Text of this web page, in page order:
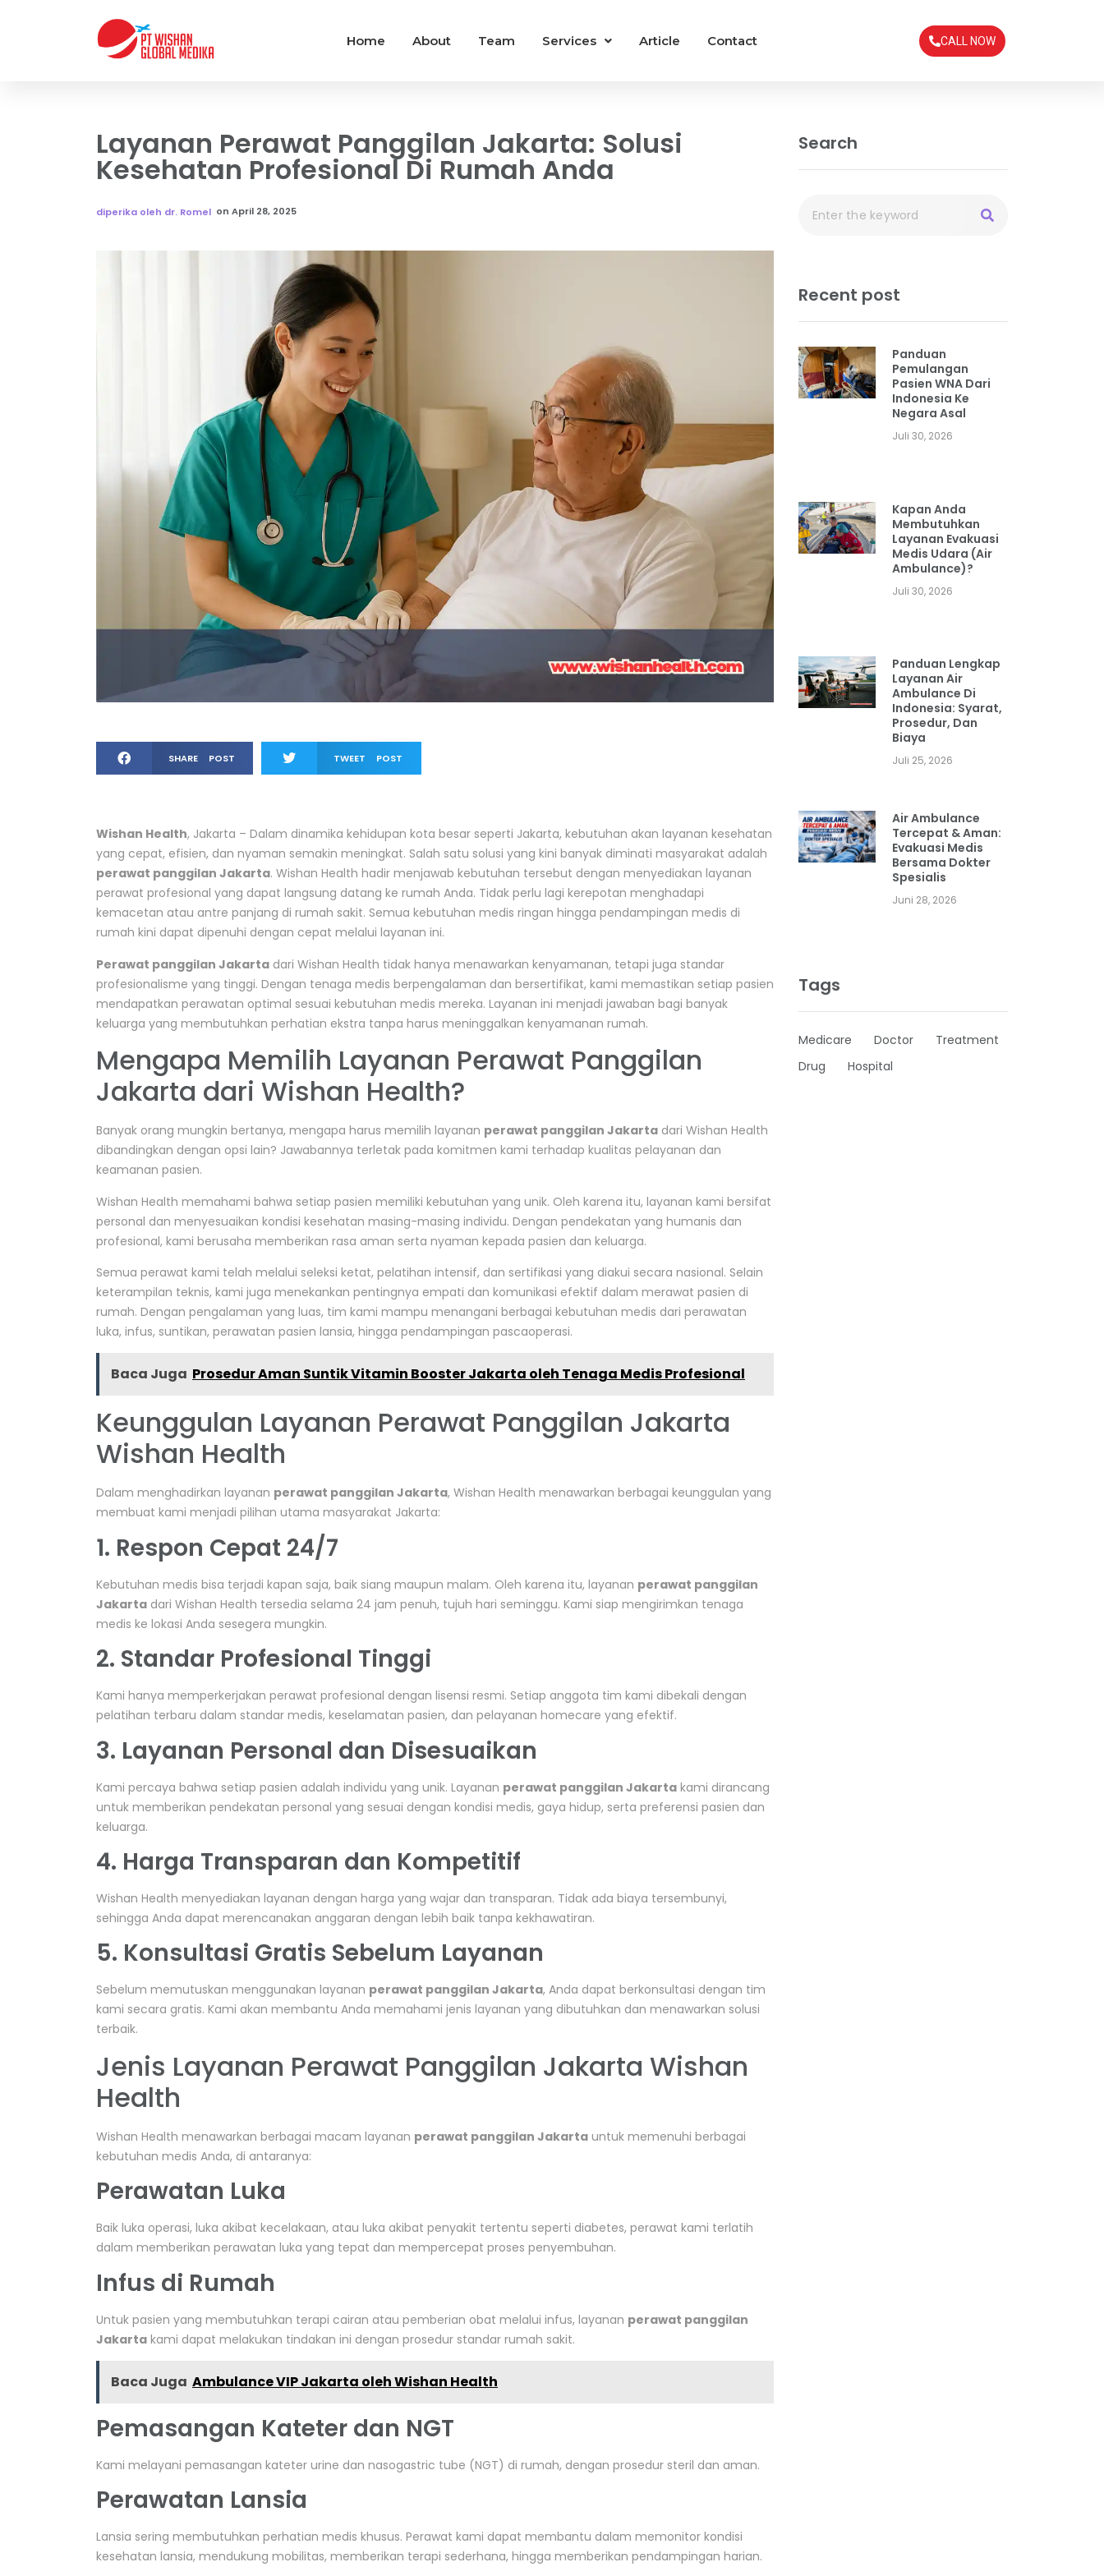
Home About Team Services Article Contact CALL NOW
Layanan Perawat Panggilan Jakarta: Solusi
Kesehatan Profesional Di Rumah Anda
diperika oleh dr. Romel on April 28, 2025
SHARE POST TWEET POST
Wishan Health, Jakarta – Dalam dinamika kehidupan kota besar seperti Jakarta, kebutuhan akan layanan kesehatan
yang cepat, efisien, dan nyaman semakin meningkat. Salah satu solusi yang kini banyak diminati masyarakat adalah
perawat panggilan Jakarta. Wishan Health hadir menjawab kebutuhan tersebut dengan menyediakan layanan
perawat profesional yang dapat langsung datang ke rumah Anda. Tidak perlu lagi kerepotan menghadapi
kemacetan atau antre panjang di rumah sakit. Semua kebutuhan medis ringan hingga pendampingan medis di
rumah kini dapat dipenuhi dengan cepat melalui layanan ini.
Perawat panggilan Jakarta dari Wishan Health tidak hanya menawarkan kenyamanan, tetapi juga standar
profesionalisme yang tinggi. Dengan tenaga medis berpengalaman dan bersertifikat, kami memastikan setiap pasien
mendapatkan perawatan optimal sesuai kebutuhan medis mereka. Layanan ini menjadi jawaban bagi banyak
keluarga yang membutuhkan perhatian ekstra tanpa harus meninggalkan kenyamanan rumah.
Mengapa Memilih Layanan Perawat Panggilan
Jakarta dari Wishan Health?
Banyak orang mungkin bertanya, mengapa harus memilih layanan perawat panggilan Jakarta dari Wishan Health
dibandingkan dengan opsi lain? Jawabannya terletak pada komitmen kami terhadap kualitas pelayanan dan
keamanan pasien.
Wishan Health memahami bahwa setiap pasien memiliki kebutuhan yang unik. Oleh karena itu, layanan kami bersifat
personal dan menyesuaikan kondisi kesehatan masing-masing individu. Dengan pendekatan yang humanis dan
profesional, kami berusaha memberikan rasa aman serta nyaman kepada pasien dan keluarga.
Semua perawat kami telah melalui seleksi ketat, pelatihan intensif, dan sertifikasi yang diakui secara nasional. Selain
keterampilan teknis, kami juga menekankan pentingnya empati dan komunikasi efektif dalam merawat pasien di
rumah. Dengan pengalaman yang luas, tim kami mampu menangani berbagai kebutuhan medis dari perawatan
luka, infus, suntikan, perawatan pasien lansia, hingga pendampingan pascaoperasi.
Baca Juga Prosedur Aman Suntik Vitamin Booster Jakarta oleh Tenaga Medis Profesional
Keunggulan Layanan Perawat Panggilan Jakarta
Wishan Health
Dalam menghadirkan layanan perawat panggilan Jakarta, Wishan Health menawarkan berbagai keunggulan yang
membuat kami menjadi pilihan utama masyarakat Jakarta:
1. Respon Cepat 24/7
Kebutuhan medis bisa terjadi kapan saja, baik siang maupun malam. Oleh karena itu, layanan perawat panggilan
Jakarta dari Wishan Health tersedia selama 24 jam penuh, tujuh hari seminggu. Kami siap mengirimkan tenaga
medis ke lokasi Anda sesegera mungkin.
2. Standar Profesional Tinggi
Kami hanya memperkerjakan perawat profesional dengan lisensi resmi. Setiap anggota tim kami dibekali dengan
pelatihan terbaru dalam standar medis, keselamatan pasien, dan pelayanan homecare yang efektif.
3. Layanan Personal dan Disesuaikan
Kami percaya bahwa setiap pasien adalah individu yang unik. Layanan perawat panggilan Jakarta kami dirancang
untuk memberikan pendekatan personal yang sesuai dengan kondisi medis, gaya hidup, serta preferensi pasien dan
keluarga.
4. Harga Transparan dan Kompetitif
Wishan Health menyediakan layanan dengan harga yang wajar dan transparan. Tidak ada biaya tersembunyi,
sehingga Anda dapat merencanakan anggaran dengan lebih baik tanpa kekhawatiran.
5. Konsultasi Gratis Sebelum Layanan
Sebelum memutuskan menggunakan layanan perawat panggilan Jakarta, Anda dapat berkonsultasi dengan tim
kami secara gratis. Kami akan membantu Anda memahami jenis layanan yang dibutuhkan dan menawarkan solusi
terbaik.
Jenis Layanan Perawat Panggilan Jakarta Wishan
Health
Wishan Health menawarkan berbagai macam layanan perawat panggilan Jakarta untuk memenuhi berbagai
kebutuhan medis Anda, di antaranya:
Perawatan Luka
Baik luka operasi, luka akibat kecelakaan, atau luka akibat penyakit tertentu seperti diabetes, perawat kami terlatih
dalam memberikan perawatan luka yang tepat dan mempercepat proses penyembuhan.
Infus di Rumah
Untuk pasien yang membutuhkan terapi cairan atau pemberian obat melalui infus, layanan perawat panggilan
Jakarta kami dapat melakukan tindakan ini dengan prosedur standar rumah sakit.
Baca Juga Ambulance VIP Jakarta oleh Wishan Health
Pemasangan Kateter dan NGT
Kami melayani pemasangan kateter urine dan nasogastric tube (NGT) di rumah, dengan prosedur steril dan aman.
Perawatan Lansia
Lansia sering membutuhkan perhatian medis khusus. Perawat kami dapat membantu dalam memonitor kondisi
kesehatan lansia, mendukung mobilitas, memberikan terapi sederhana, hingga memberikan pendampingan harian.
Search
Recent post
Panduan
Pemulangan
Pasien WNA Dari
Indonesia Ke
Negara Asal
Juli 30, 2026
Kapan Anda
Membutuhkan
Layanan Evakuasi
Medis Udara (Air
Ambulance)?
Juli 30, 2026
Panduan Lengkap
Layanan Air
Ambulance Di
Indonesia: Syarat,
Prosedur, Dan
Biaya
Juli 25, 2026
Air Ambulance
Tercepat & Aman:
Evakuasi Medis
Bersama Dokter
Spesialis
Juni 28, 2026
Tags
Medicare Doctor
Treatment
Drug
Hospital